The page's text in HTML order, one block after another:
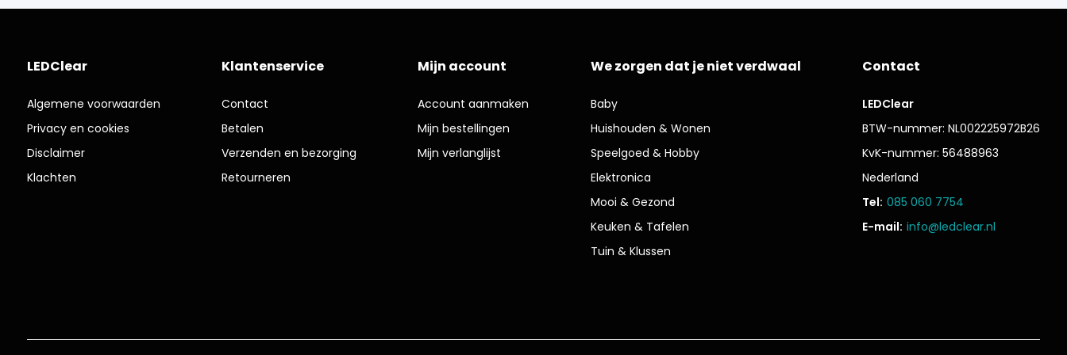
LEDClear
Algemene voorwaarden
Privacy en cookies
Disclaimer
Klachten
Klantenservice
Contact
Betalen
Verzenden en bezorging
Retourneren
Mijn account
Account aanmaken
Mijn bestellingen
Mijn verlanglijst
We zorgen dat je niet verdwaal
Baby
Huishouden & Wonen
Speelgoed & Hobby
Elektronica
Mooi & Gezond
Keuken & Tafelen
Tuin & Klussen
Contact
LEDClear
BTW-nummer: NL002225972B26
KvK-nummer: 56488963
Nederland
Tel: 085 060 7754
E-mail: info@ledclear.nl